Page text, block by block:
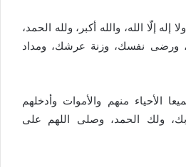
إله إلّا الله، والله أكبر، ولله الحمد،
ورضى نفسك، وزنة عرشك، ومداد
الأحياء منهم والأموات وأدخلهم
ولك الحمد، وصلى اللهم على